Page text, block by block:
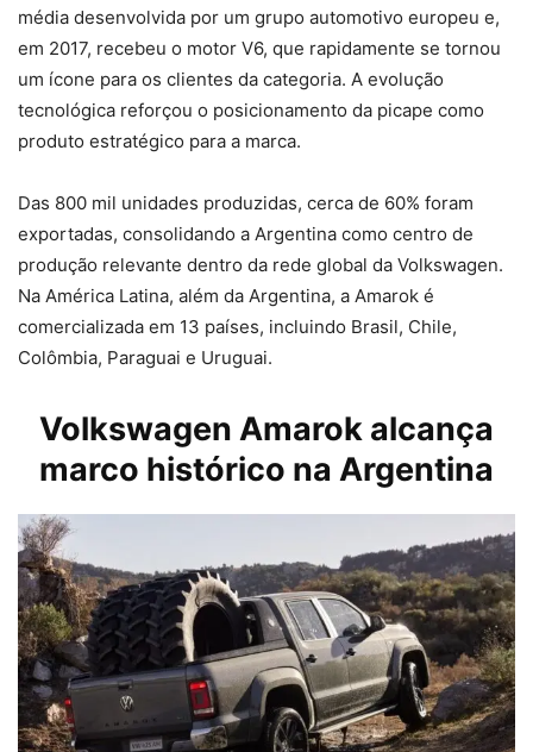
média desenvolvida por um grupo automotivo europeu e,
em 2017, recebeu o motor V6, que rapidamente se tornou
um ícone para os clientes da categoria. A evolução
tecnológica reforçou o posicionamento da picape como
produto estratégico para a marca.
Das 800 mil unidades produzidas, cerca de 60% foram
exportadas, consolidando a Argentina como centro de
produção relevante dentro da rede global da Volkswagen.
Na América Latina, além da Argentina, a Amarok é
comercializada em 13 países, incluindo Brasil, Chile,
Colômbia, Paraguai e Uruguai.
Volkswagen Amarok alcança
marco histórico na Argentina